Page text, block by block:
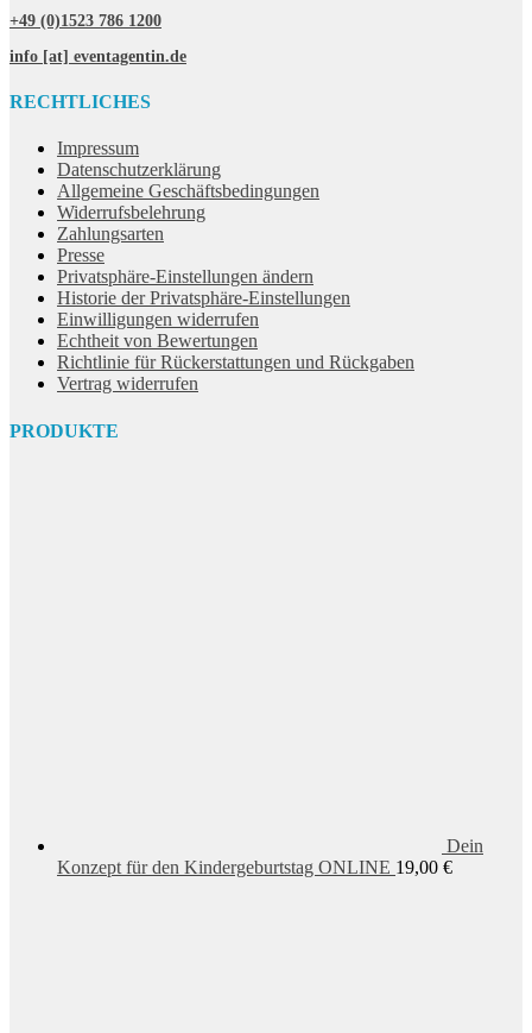
+49 (0)1523 786 1200
info [at] eventagentin.de
RECHTLICHES
Impressum
Datenschutzerklärung
Allgemeine Geschäftsbedingungen
Widerrufsbelehrung
Zahlungsarten
Presse
Privatsphäre-Einstellungen ändern
Historie der Privatsphäre-Einstellungen
Einwilligungen widerrufen
Echtheit von Bewertungen
Richtlinie für Rückerstattungen und Rückgaben
Vertrag widerrufen
PRODUKTE
Dein
Konzept für den Kindergeburtstag ONLINE 19,00 €